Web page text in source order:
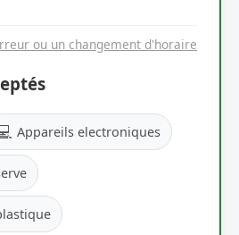
ou un changement d'horaire
Appareils electroniques